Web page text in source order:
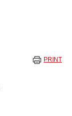
PRINT